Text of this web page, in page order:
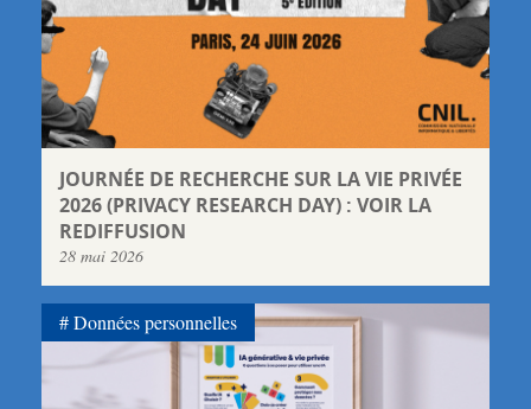
JOURNÉE DE RECHERCHE SUR LA VIE PRIVÉE
2026 (PRIVACY RESEARCH DAY) : VOIR LA
REDIFFUSION
28 mai 2026
Données personnelles